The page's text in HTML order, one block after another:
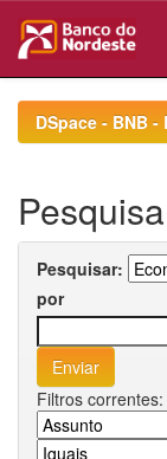
navigationDSpace - BNB
Pesquisar:
por
Filtros correntes: